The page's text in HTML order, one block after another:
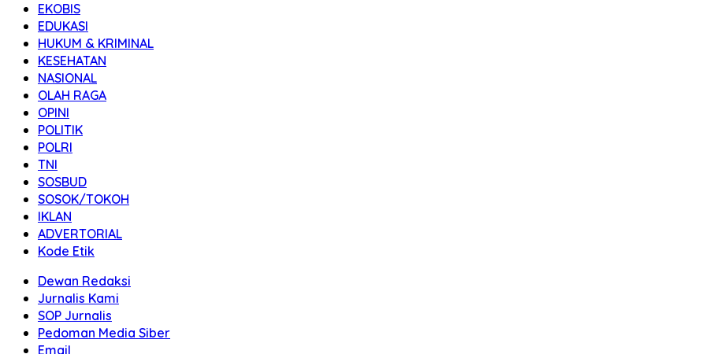
EKOBIS
EDUKASI
HUKUM & KRIMINAL
KESEHATAN
NASIONAL
OLAH RAGA
OPINI
POLITIK
POLRI
TNI
SOSBUD
SOSOK/TOKOH
IKLAN
ADVERTORIAL
Kode Etik
Dewan Redaksi
Jurnalis Kami
SOP Jurnalis
Pedoman Media Siber
Email